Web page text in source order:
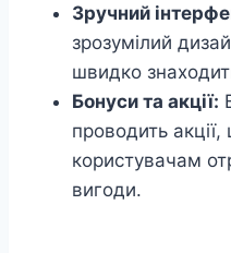
Зручний
зрозумілий
швидко
Бонуси та акції:
проводить
користувачам
вигоди.